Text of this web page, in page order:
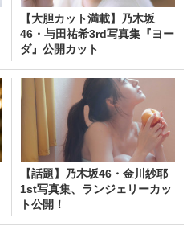
【大胆カット満載】乃木坂
46・与田祐希3rd写真集『ヨー
ダ』公開カット
【話題】乃木坂46・金川紗耶
1st写真集、ランジェリーカッ
ト公開！